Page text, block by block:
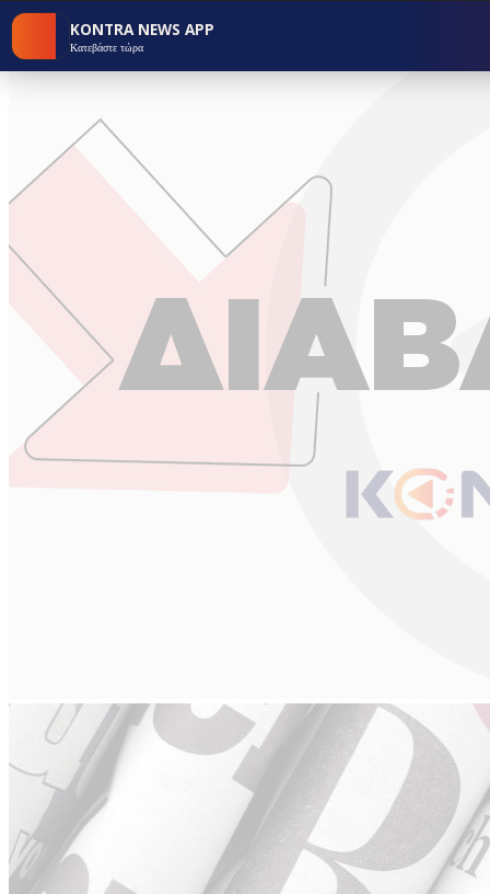
KONTRA NEWS APP
Κατεβάστε τώρα